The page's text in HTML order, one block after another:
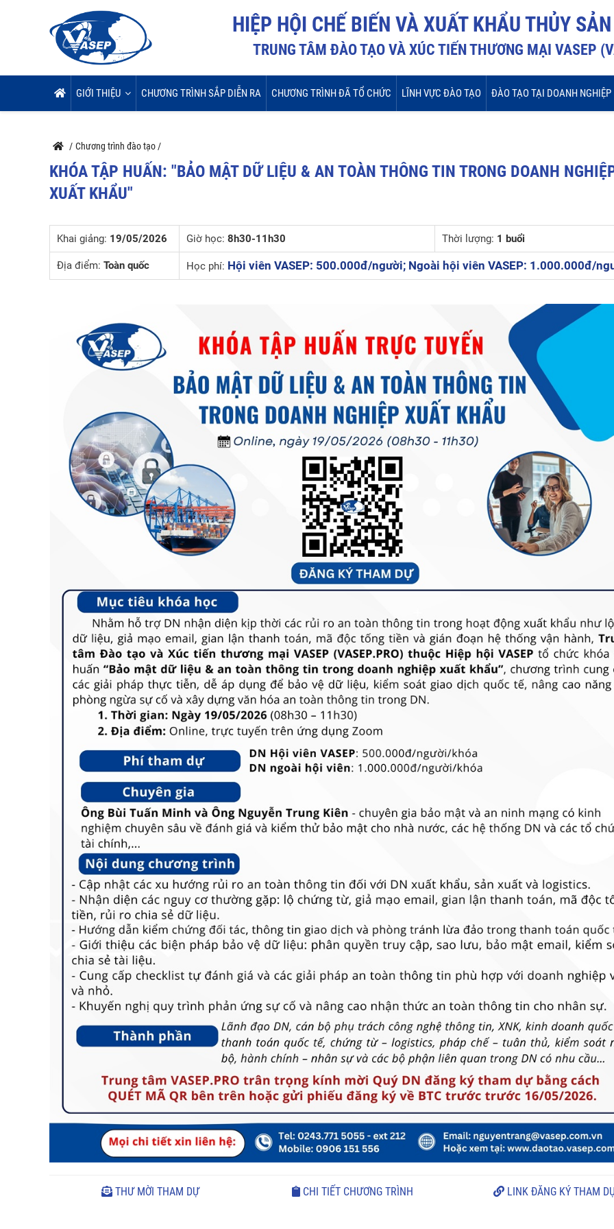
HIỆP HỘI CHẾ BIẾN VÀ XUẤT KHẨU THỦY
TRUNG TÂM ĐÀO TẠO VÀ XÚC TIẾN THƯƠNG MẠI VASEP
GIỚI THIỆU CHƯƠNG TRÌNH SẮP DIỄN RA CHƯƠNG TRÌNH ĐÃ TỔ CHỨC LĨNH VỰC ĐÀO TẠO ĐÀO TẠO TẠI DOANH NGHIỆP
/ Chương trình đào tạo /
KHÓA TẬP HUẤN: "BẢO MẬT DỮ LIỆU & AN TOÀN THÔNG TIN TRONG DOANH
XUẤT KHẨU"
Khai giảng: 19/05/2026 Giờ học: 8h30-11h30 Thời lượng: 1 buổi
Địa điểm: Toàn quốc Học phí: Hội viên VASEP: 500.000đ/người; Ngoài hội viên VASEP: 1.000.000đ/
THƯ MỜI THAM DỰ CHI TIẾT CHƯƠNG TRÌNH LINK ĐĂNG KÝ THAM